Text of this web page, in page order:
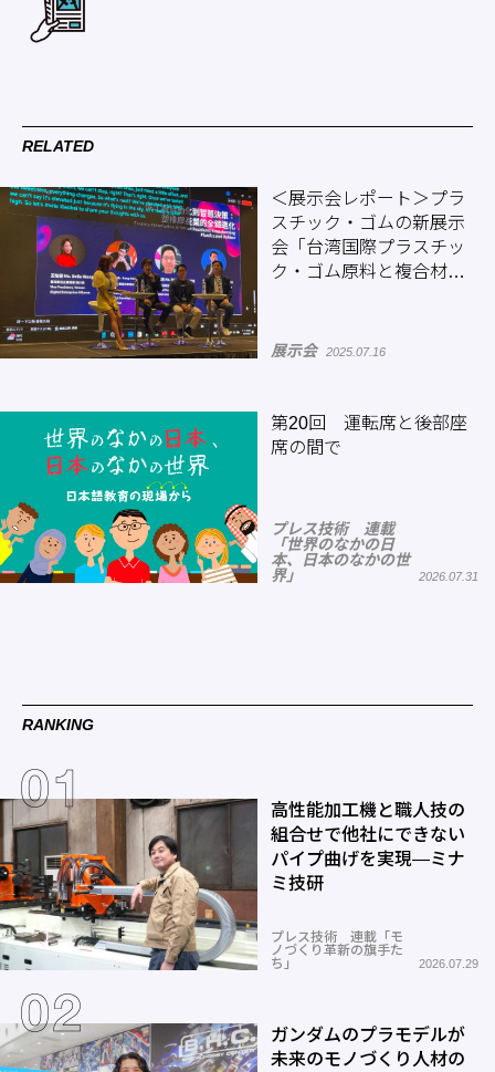
RELATED
＜展示会レポート＞プラ
スチック・ゴムの新展示
会「台湾国際プラスチッ
ク・ゴム原料と複合材料
展示会 2025.07.16
第20回 運転席と後部座
席の間で
プレス技術 連載
「世界のなかの日
本、日本のなかの世
界」
2026.07.31
RANKING
高性能加工機と職人技の
組合せで他社にできない
パイプ曲げを実現―ミナ
ミ技研
プレス技術 連載「モ
ノづくり革新の旗手た
ち」
2026.07.29
ガンダムのプラモデルが
未来のモノづくり人材の